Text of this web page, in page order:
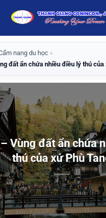
nang du học »
đất ẩn chứa nhiều điều lý thú của
Vùng đất ẩn chứa
thú của xứ Phù